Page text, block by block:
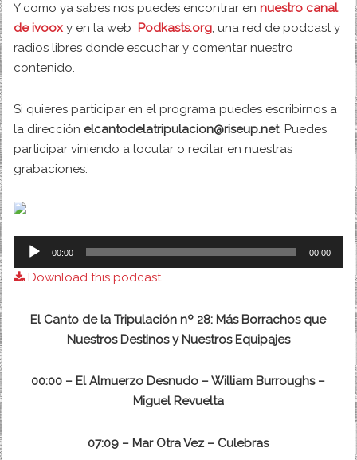
Y como ya sabes nos puedes encontrar ennuestro canal
de ivoox y en la web Podkasts.org, una red de podcast y
radios libres donde escuchar y comentar nuestro
contenido.
Si quieres participar en el programa puedes escribirnos a
la dirección elcantodelatripulacion@riseup.net. Puedes
participar viniendo a locutar o recitar en nuestras
grabaciones.
Audio
Player
00:00 00:00
Download this podcast
El Canto de la Tripulación nº 28: Más Borrachos que
Nuestros Destinos y Nuestros Equipajes
00:00 – El Almuerzo Desnudo – William Burroughs –
Miguel Revuelta
07:09 – Mar Otra Vez – Culebras